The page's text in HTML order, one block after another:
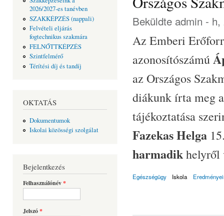
2026/2027-es tanévben
SZAKKÉPZÉS (nappali)
Felvételi eljárás
fogtechnikus szakmára
FELNŐTTKÉPZÉS
Szintfelmérő
Térítési díj és tandíj
OKTATÁS
Dokumentumok
Iskolai közösségi szolgálat
Bejelentkezés
Felhasználónév*
Jelszó*
Beküldte admin - h,
Az Emberi
azonosítószámú
az Országos
diákunk írta meg
tájékoztatása
Fazekas Helga
harmadikhelyről
Egészségügy Iskola